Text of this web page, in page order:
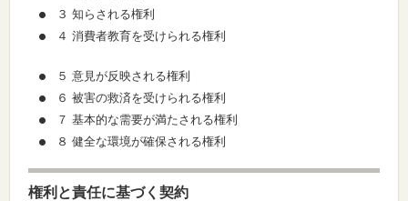
３ 知らされる権利
４ 消費者教育を受けられる権利
５ 意見が反映される権利
６ 被害の救済を受けられる権利
７ 基本的な需要が満たされる権利
８ 健全な環境が確保される権利
権利と責任に基づく契約